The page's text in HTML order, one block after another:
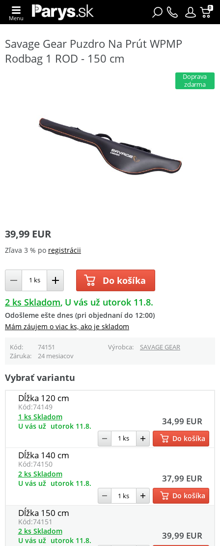
0
Menu
Savage Gear Puzdro Na Prút WPMP
Rodbag 1 ROD - 150 cm
Doprava
zdarma
39,99 EUR
Zľava 3 % po registrácii
Do košíka
2 ks Skladom U vás už utorok 11.8.
Odošleme ešte dnes (pri objednaní do 12:00)
Mám záujem o viac ks, ako je skladom
Kód 74151 Výrobca
SAVAGE GEAR
Záruka
24 mesiacov
Vybrať variantu
Dĺžka 120 cm
Kód:74149
34,99 EUR
1 ks Skladom
U vás už utorok 11.8.
Do košíka
Dĺžka 140 cm
Kód:74150
37,99 EUR
2 ks Skladom
U vás už utorok 11.8.
Do košíka
Dĺžka 150 cm
Kód:74151
39,99 EUR
2 ks Skladom
U vás už utorok 11.8.